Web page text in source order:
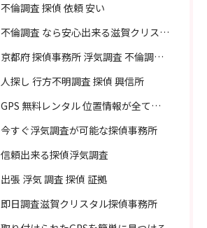
不倫調査 探偵 依頼 安い
不倫調査 なら安心出来る滋賀クリスタル探偵事務所へご依頼
京都府 探偵事務所 浮気調査 不倫調査 専門 無料相談
人探し 行方不明調査 探偵 興信所
GPS 無料レンタル 位置情報が全てわかります
今すぐ浮気調査が可能な探偵事務所
信頼出来る探偵浮気調査
出張 浮気 調査 探偵 証拠
即日調査滋賀クリスタル探偵事務所